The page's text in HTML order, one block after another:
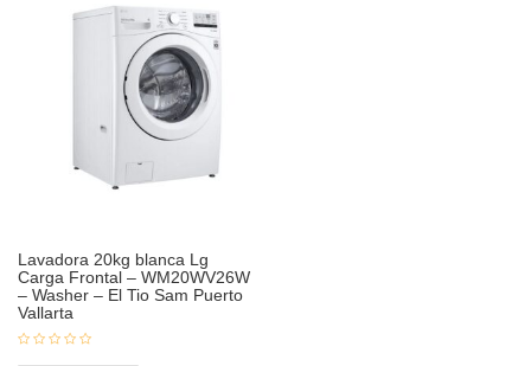
Lavadora 20kg blanca Lg
Carga Frontal – WM20WV26W
– Washer – El Tio Sam Puerto
Vallarta